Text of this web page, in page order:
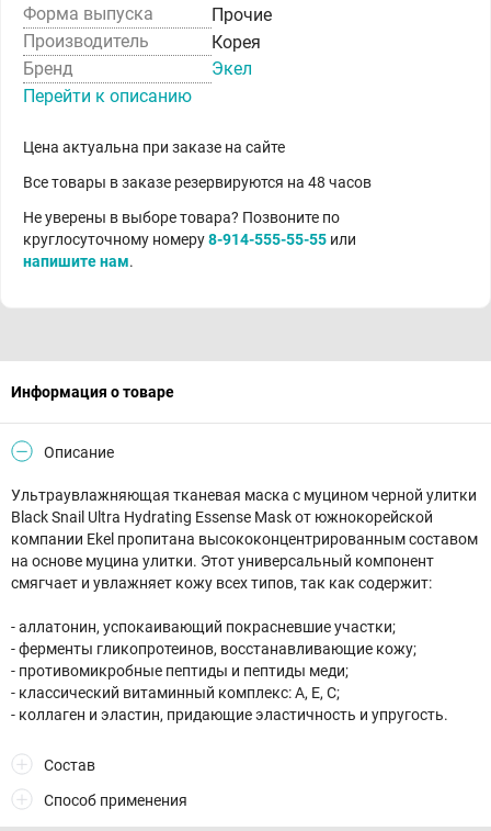
Форма выпуска
Прочие
Производитель
Корея
Бренд
Экел
Перейти к описанию
Цена актуальна при заказе на сайте
Все товары в заказе резервируются на 48 часов
Не уверены в выборе товара? Позвоните по
круглосуточному номеру8-914-555-55-55 или
напишите нам.
Информация о товаре
Описание
Ультраувлажняющая тканевая маска с муцином черной улитки
Black Snail Ultra Hydrating Essense Mask от южнокорейской
компании Ekel пропитана высококонцентрированным составом
на основе муцина улитки. Этот универсальный компонент
смягчает и увлажняет кожу всех типов, так как содержит:
- аллатонин, успокаивающий покрасневшие участки;
- ферменты гликопротеинов, восстанавливающие кожу;
- противомикробные пептиды и пептиды меди;
- классический витаминный комплекс: А, Е, С;
- коллаген и эластин, придающие эластичность и упругость.
Состав
Способ применения